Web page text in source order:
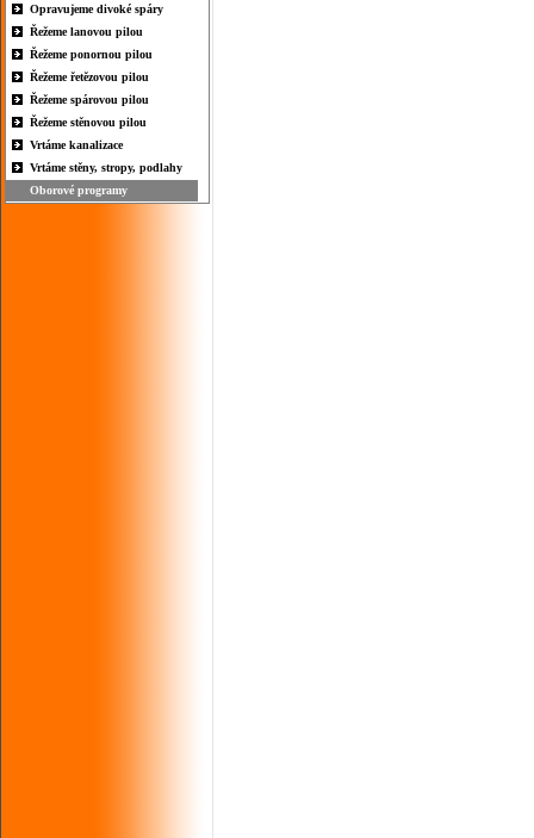
Opravujeme divoké spáry
Řežeme lanovou pilou
Řežeme ponornou pilou
Řežeme řetězovou pilou
Řežeme spárovou pilou
Řežeme stěnovou pilou
Vrtáme kanalizace
Vrtáme stěny, stropy, podlahy
Oborové programy